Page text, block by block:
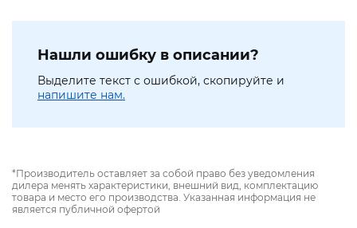
Нашли ошибку в описании?
Выделите текст с ошибкой, скопируйте и
напишите нам.
*Производитель оставляет за собой право без уведомления
дилера менять характеристики, внешний вид, комплектацию
товара и место его производства. Указанная информация не
является публичной офертой